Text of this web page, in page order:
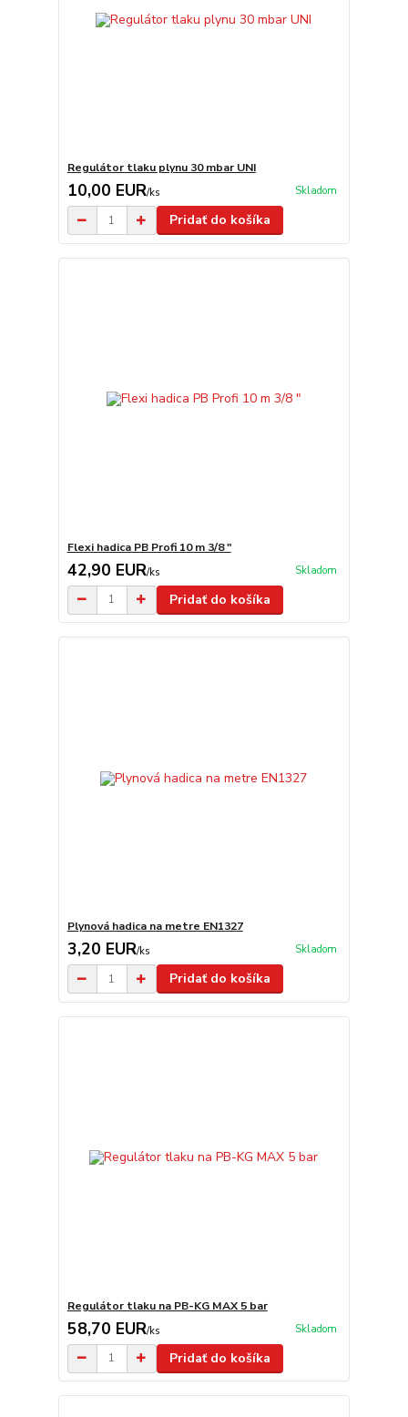
Regulátor tlaku plynu 30 mbar UNI
10,00 EUR/ks Skladom
Pridať do košíka
Flexi hadica PB Profi 10 m 3/8 "
42,90 EUR/ks Skladom
Pridať do košíka
Plynová hadica na metre EN1327
3,20 EUR/ks Skladom
Pridať do košíka
Regulátor tlaku na PB-KG MAX 5 bar
58,70 EUR/ks Skladom
Pridať do košíka